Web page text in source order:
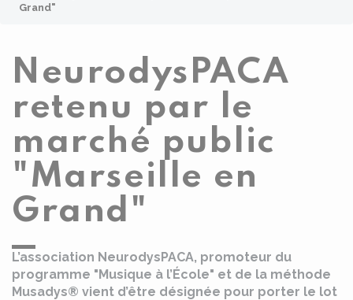
Grand"
NeurodysPACA
retenu par le
marché public
"Marseille en
Grand"
L’association NeurodysPACA, promoteur du
programme "Musique à l’École" et de la méthode
Musadys® vient d’être désignée pour porter le lot